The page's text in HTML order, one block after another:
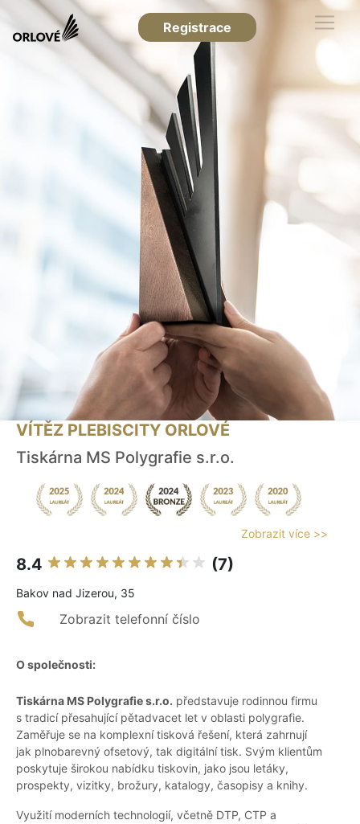
Registrace
VÍTĚZ PLEBISCITY ORLOVÉ
Tiskárna MS Polygrafie s.r.o.
Zobrazit více >>
8.4 (7)
Bakov nad Jizerou, 35
Zobrazit telefonní číslo
O společnosti:
Tiskárna MS Polygrafie s.r.o. představuje rodinnou firmu
s tradicí přesahující pětadvacet let v oblasti polygrafie.
Zaměřuje se na komplexní tisková řešení, která zahrnují
jak plnobarevný ofsetový, tak digitální tisk. Svým klientům
poskytuje širokou nabídku tiskovin, jako jsou letáky,
prospekty, vizitky, brožury, katalogy, časopisy a knihy.
Využití moderních technologií, včetně DTP, CTP a